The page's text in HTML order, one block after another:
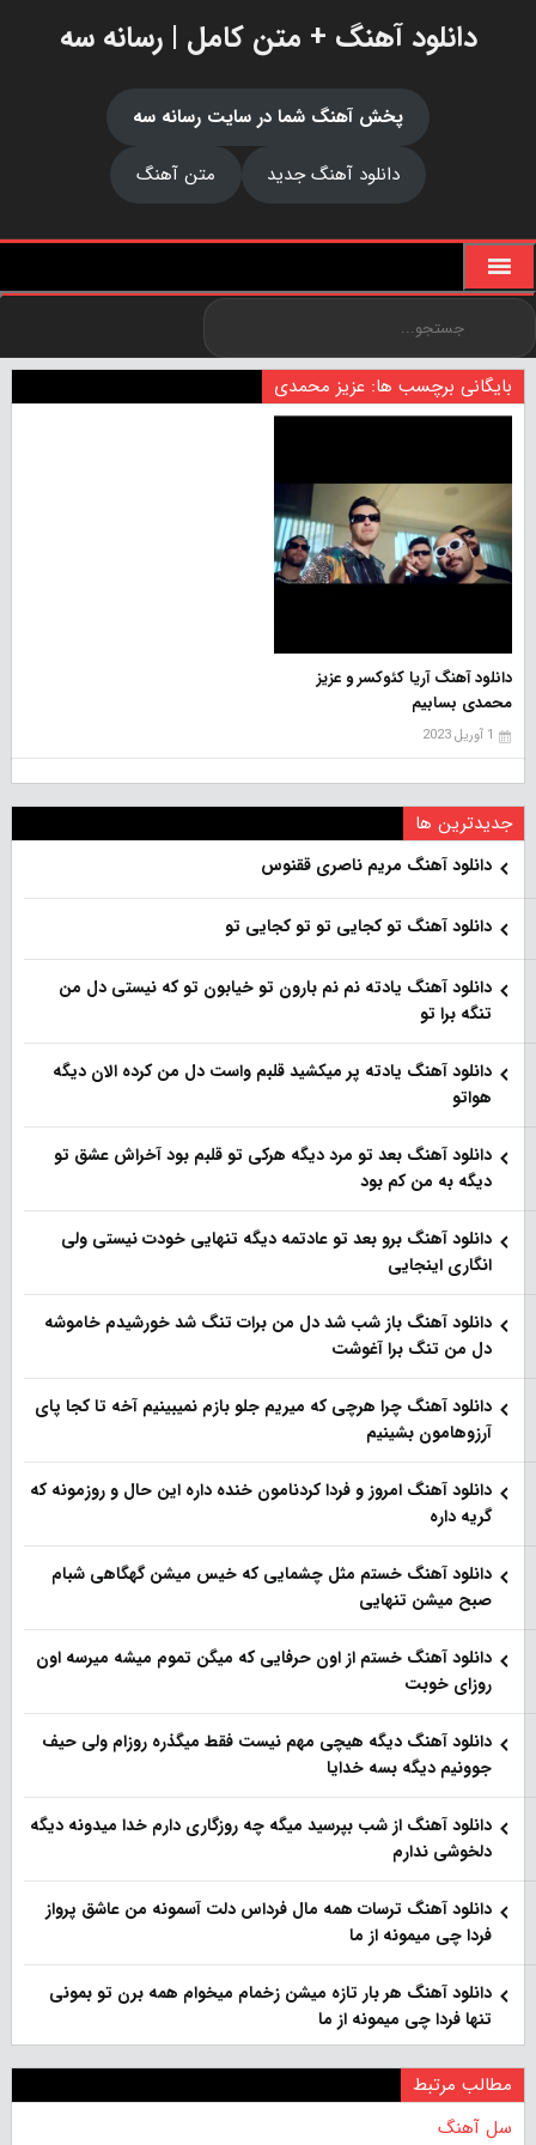
دانلود آهنگ + متن کامل | رسانه سه
پخش آهنگ شما در سایت رسانه سه
دانلود آهنگ جدید
متن آهنگ
بایگانی برچسب ها: عزیز محمدی
دانلود آهنگ آریا کئوکسر و عزیز
محمدی بسابیم
1 آوریل 2023
جدیدترین ها
دانلود آهنگ مریم ناصری ققنوس
دانلود آهنگ تو کجایی تو تو کجایی تو
دانلود آهنگ یادته نم نم بارون تو خیابون تو که نیستی دل من
تنگه برا تو
دانلود آهنگ یادته پر میکشید قلبم واست دل من کرده الان دیگه
هواتو
دانلود آهنگ بعد تو مرد دیگه هرکی تو قلبم بود آخراش عشق تو
دیگه به من کم بود
دانلود آهنگ برو بعد تو عادتمه دیگه تنهایی خودت نیستی ولی
انگاری اینجایی
دانلود آهنگ باز شب شد دل من برات تنگ شد خورشیدم خاموشه
دل من تنگ برا آغوشت
دانلود آهنگ چرا هرچی که میریم جلو بازم نمیبینیم آخه تا کجا پای
آرزوهامون بشینیم
دانلود آهنگ امروز و فردا کردنامون خنده داره این حال و روزمونه که
گریه داره
دانلود آهنگ خستم مثل چشمایی که خیس میشن گهگاهی شبام
صبح میشن تنهایی
دانلود آهنگ خستم از اون حرفایی که میگن تموم میشه میرسه اون
روزای خوبت
دانلود آهنگ دیگه هیچی مهم نیست فقط میگذره روزام ولی حیف
جوونیم دیگه بسه خدایا
دانلود آهنگ از شب بپرسید میگه چه روزگاری دارم خدا میدونه دیگه
دلخوشی ندارم
دانلود آهنگ ترسات همه مال فرداس دلت آسمونه من عاشق پرواز
فردا چی میمونه از ما
دانلود آهنگ هر بار تازه میشن زخمام میخوام همه برن تو بمونی
تنها فردا چی میمونه از ما
مطالب مرتبط
سل آهنگ